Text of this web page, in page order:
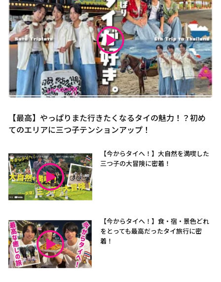
【最高】やっぱりまた行きたくなるタイの魅力！？初め
てのエリアに三つ子テンションアップ！
【今からタイへ！】大自然を満喫した
三つ子の大冒険に密着！
【今からタイへ！】食・宿・景色どれ
をとっても最高だったタイ旅行に密
着！